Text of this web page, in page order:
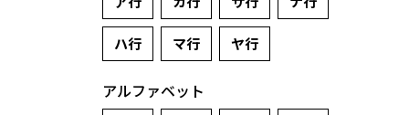
ハ行 マ行 ヤ行
アルファベット